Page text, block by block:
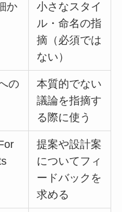
か
小さなスタイ
ル・命名の指
摘（必須では
ない）
の
本質的でない
議論を指摘す
る際に使う
提案や設計案
についてフィ
ードバックを
求める